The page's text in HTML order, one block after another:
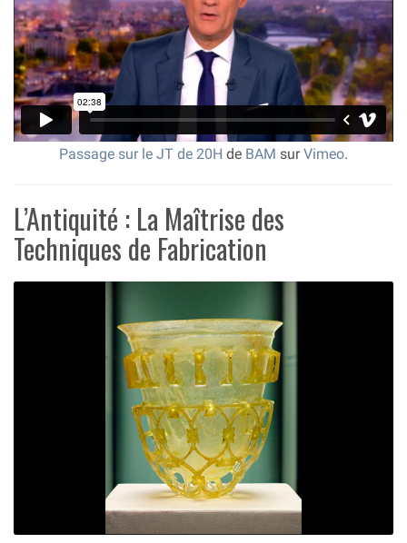
Passage sur le JT de 20H de BAM surVimeo.
L’Antiquité : La Maîtrise des
Techniques de Fabrication